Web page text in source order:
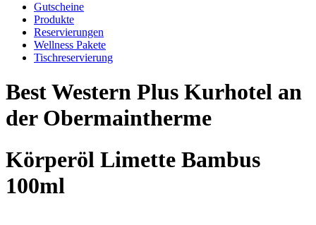
Gutscheine
Produkte
Reservierungen
Wellness Pakete
Tischreservierung
Best Western Plus Kurhotel an
der Obermaintherme
Körperöl Limette Bambus
100ml